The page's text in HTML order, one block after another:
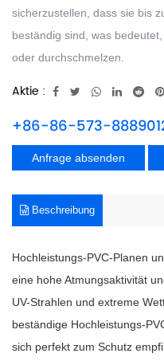
sicherzustellen, dass sie bis
beständig sind, was
oder durchschmelzen.
Aktie :
+86-86-573-
Anfrage absenden
Beschreibung
Hochleistungs-PVC-Planen
eine hohe Atmungsaktivität
UV-Strahlen und extreme
beständige Hochleistungs-
sich perfekt zum Schutz